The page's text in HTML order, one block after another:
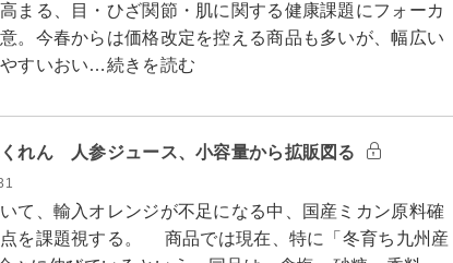
まる、目・ひざ関節・肌に関する健康課題にフォーカ
。今春からは価格改定を控える商品も多いが、幅広い
すいおい…続きを読む
れん 人参ジュース、小容量から拡販図る
て、輸入オレンジが不足になる中、国産ミカン原料確
を課題視する。 商品では現在、特に「冬育ち九州産